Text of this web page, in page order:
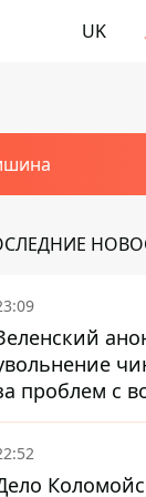
UK
проблем с